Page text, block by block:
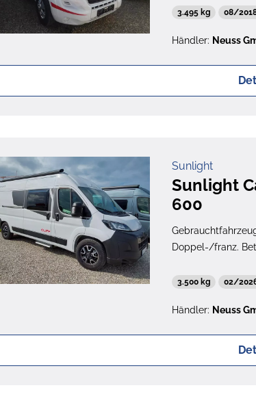
3.495 kg 08/
Händler: Neuss
Sunlight
Sunlight
600
Doppel-/franz.
3.500 kg 02/
Händler: Neuss